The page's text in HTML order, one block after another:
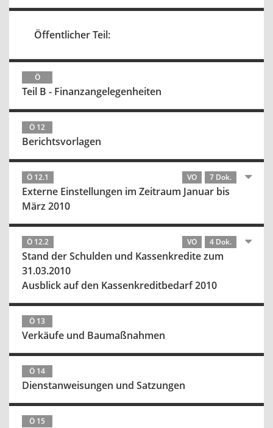
Öffentlicher Teil:
Ö
Teil B - Finanzangelegenheiten
Ö 12
Berichtsvorlagen
Ö 12.1 VO 7 Dok.
Externe Einstellungen im Zeitraum Januar bis
März 2010
Ö 12.2 VO 4 Dok.
Stand der Schulden und Kassenkredite zum
31.03.2010
Ausblick auf den Kassenkreditbedarf 2010
Ö 13
Verkäufe und Baumaßnahmen
Ö 14
Dienstanweisungen und Satzungen
Ö 15